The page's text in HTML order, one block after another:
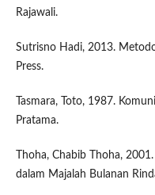
Rajawali.
Sutrisno Hadi, 2013.
Press.
Tasmara, Toto, 1987.
Pratama.
Thoha, Chabib Thoha,
dalam Majalah Bulanan